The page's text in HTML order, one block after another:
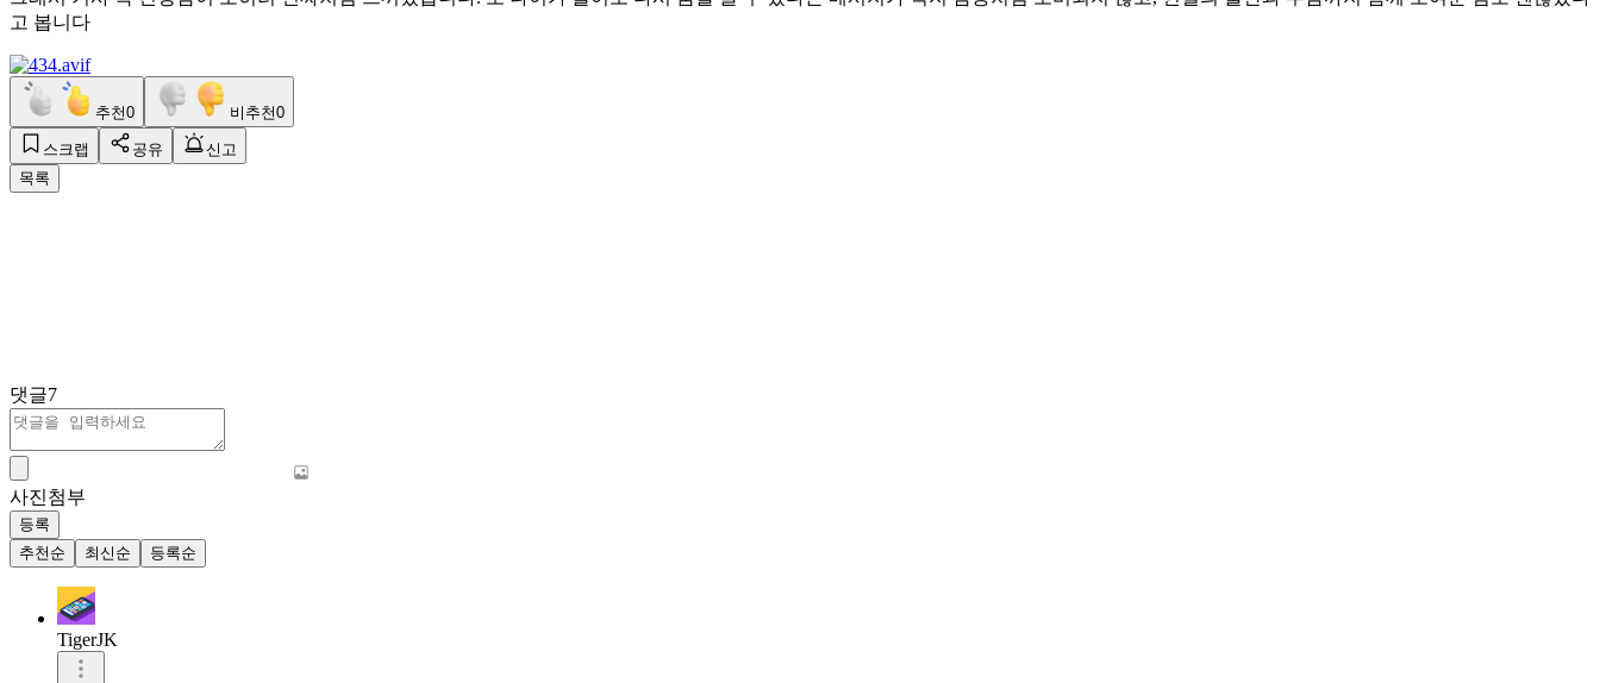
고 봅니다
추천0 비추천0
스크랩 공유
신고
목록
댓글7
사진첨부
등록
추천순
최신순 등록순
TigerJK